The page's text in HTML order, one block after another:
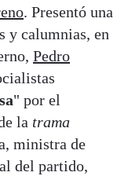
. Presentó una
y calumnias, en
Pedro
" por el
la trama
ministra de
del partido,